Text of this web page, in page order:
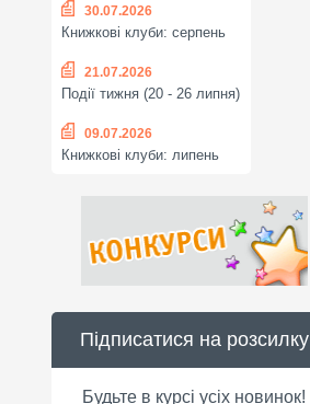
30.07.2026
Книжкові клуби: серпень
21.07.2026
Події тижня (20 - 26 липня)
09.07.2026
Книжкові клуби: липень
Підписатися на розсилку
Будьте в курсі усіх новинок!